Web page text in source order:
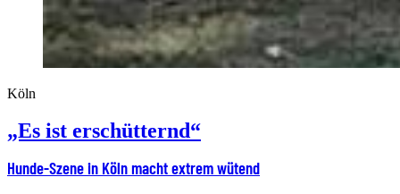
Köln
„Es ist erschütternd“
Hunde-Szene in Köln macht extrem wütend